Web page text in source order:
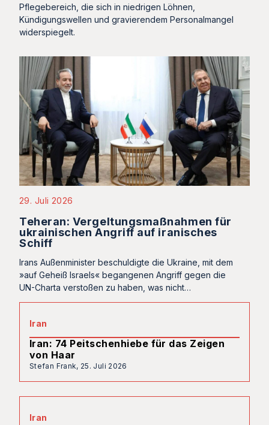
Pflegebereich, die sich in niedrigen Löhnen,
Kündigungswellen und gravierendem Personalmangel
widerspiegelt.
29. Juli 2026
Teheran: Vergeltungsmaßnahmen für
ukrainischen Angriff auf iranisches
Schiff
Irans Außenminister beschuldigte die Ukraine, mit dem
»auf Geheiß Israels« begangenen Angriff gegen die
UN-Charta verstoßen zu haben, was nicht…
Iran
Iran: 74 Peitschenhiebe für das Zeigen
von Haar
Stefan Frank, 25. Juli 2026
Iran